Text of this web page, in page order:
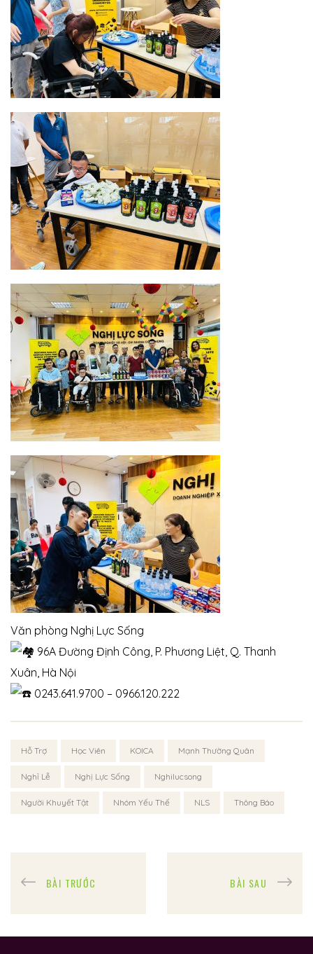
Văn phòng Nghị Lực Sống
96A Đường Định Công, P. Phương Liệt, Q. Thanh
Xuân, Hà Nội
0243.641.9700 – 0966.120.222
Hỗ Trợ Học Viên KOICA Mạnh Thường Quân
Nghỉ Lễ Nghị Lực Sống Nghilucsong
Người Khuyết Tật Nhóm Yếu Thế NLS Thông Báo
BÀI TRƯỚC BÀI SAU